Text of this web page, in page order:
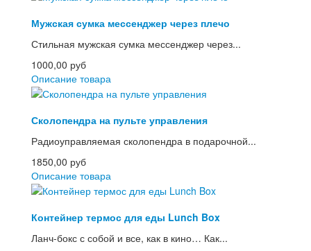
Мужская сумка мессенджер через плечо
Стильная мужская сумка мессенджер через...
1000,00 руб
Описание товара
Сколопендра на пульте управления
Радиоуправляемая сколопендра в подарочной...
1850,00 руб
Описание товара
Контейнер термос для еды Lunch Box
Ланч-бокс с собой и все, как в кино… Как...